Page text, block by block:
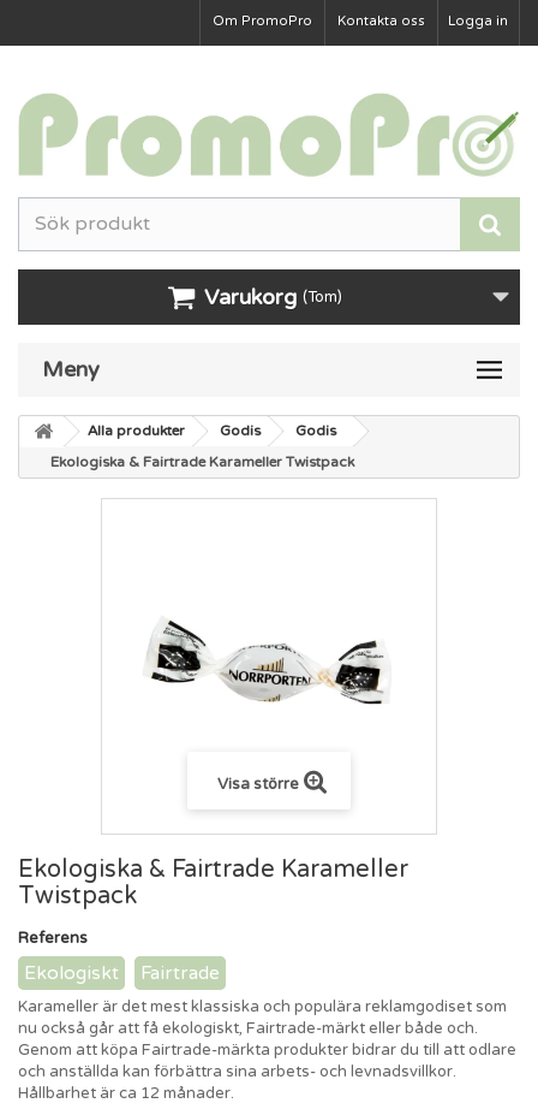
Logga in
Kontakta oss
Om PromoPro
Varukorg (Tom)
Meny
Alla produkter Godis
Godis
Ekologiska & Fairtrade Karameller Twistpack
Visa större
Ekologiska & Fairtrade Karameller
Twistpack
Referens
Ekologiskt Fairtrade
Karameller är det mest klassiska och populära reklamgodiset som
nu också går att få ekologiskt, Fairtrade-märkt eller både och.
Genom att köpa Fairtrade-märkta produkter bidrar du till att odlare
och anställda kan förbättra sina arbets- och levnadsvillkor.
Hållbarhet är ca 12 månader.